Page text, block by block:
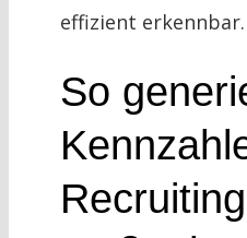
effizient erkennbar.
So
Recruiting